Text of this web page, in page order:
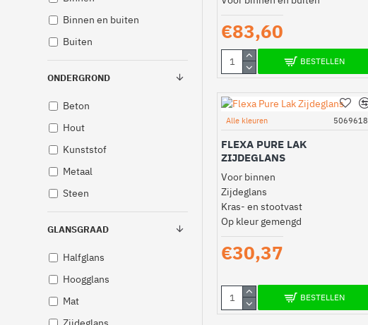
Binnen en buiten
Buiten
ONDERGROND
Beton
Hout
Kunststof
Metaal
Steen
GLANSGRAAD
Halfglans
Hoogglans
Mat
€83,60
BESTELLEN
Alle kleuren 5069618
FLEXA PURE LAK
ZIJDEGLANS
Voor binnen
Zijdeglans
Kras- en stootvast
Op kleur gemengd
€30,37
BESTELLEN